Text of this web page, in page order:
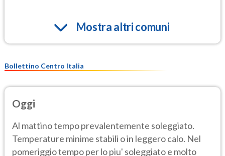
Mostra altri comuni
Bollettino Centro Italia
Oggi
Al mattino tempo prevalentemente soleggiato.
Temperature minime stabili o in leggero calo. Nel
pomeriggio tempo per lo piu' soleggiato e molto